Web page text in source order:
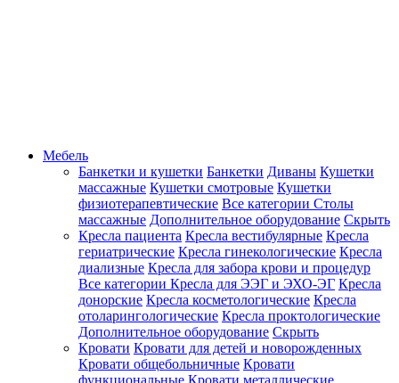
Мебель
Банкетки и кушетки Банкетки Диваны Кушетки
массажные Кушетки смотровые Кушетки
физиотерапевтические Все категории Столы
массажные Дополнительное оборудование Скрыть
Кресла пациента Кресла вестибулярные Кресла
гериатрические Кресла гинекологические Кресла
диализные Кресла для забора крови и процедур
Все категории Кресла для ЭЭГ и ЭХО-ЭГ Кресла
донорские Кресла косметологические Кресла
отоларингологические Кресла проктологические
Дополнительное оборудование Скрыть
Кровати Кровати для детей и новорожденных
Кровати общебольничные Кровати
функциональные Кровати металлические